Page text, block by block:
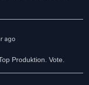
ago
Produktion. Vote.